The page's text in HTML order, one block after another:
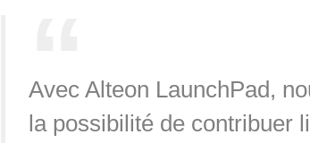
Avec Alteon LaunchPad,
la possibilité de contribuer